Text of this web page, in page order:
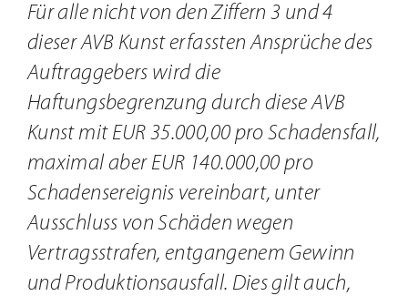
Für alle nicht von den Ziffern 3 und 4
dieser AVB Kunst erfassten Ansprüche des
Auftraggebers wird die
Haftungsbegrenzung durch diese AVB
Kunst mit EUR 35.000,00 pro Schadensfall,
maximal aber EUR 140.000,00 pro
Schadensereignis vereinbart, unter
Ausschluss von Schäden wegen
Vertragsstrafen, entgangenem Gewinn
und Produktionsausfall. Dies gilt auch,